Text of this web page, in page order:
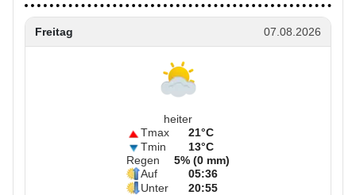
Freitag 07.08.2026
heiter
Tmax
21°C
Tmin
13°C
Regen
5% (0 mm)
Auf
05:36
Unter
20:55